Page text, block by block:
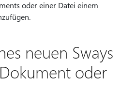
oder einer Datei einem
neuen Sways
oder